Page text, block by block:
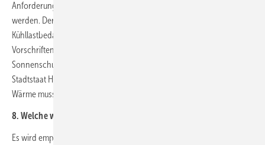
Anforderungen (siehe Antworten zu den Fragen 1 und 2) eingehalten
werden. Der Schwerpunkt sollte hier auf den sommerlichen
Kühllastbedarf ausgerichtet werden und dieser durch entsprechende
Vorschriften zum Fensterflächenanteil, außenliegendem
Sonnenschutz,… begrenzt werden (vergleiche Regelungen im
Stadtstaat Hamburg). Dennoch muss gelten: die rückgewonnene
Wärme muss bilanziell positiv gewürdigt werden.
8. Welche weiteren erneuerbaren Erfüllungsoptionen sehen Sie?
Es wird empfohlen, dass der Erfolg von Neubau- und